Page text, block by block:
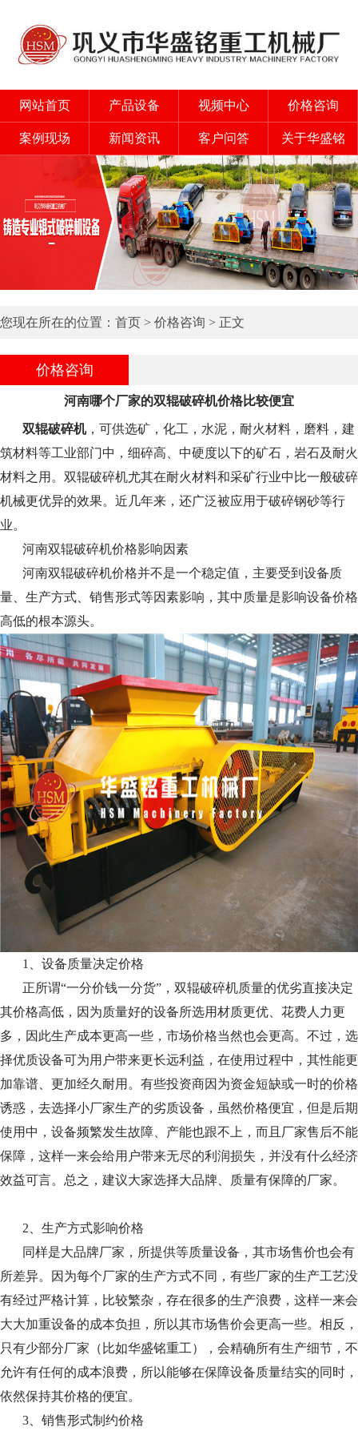
网站首页 产品设备 视频中心 价格咨询
案例现场 新闻资讯 客户问答 关于华盛铭
您现在所在的位置： 首页 > 价格咨询 > 正文
价格咨询
河南哪个厂家的双辊破碎机价格比较便宜
双辊破碎机，可供选矿，化工，水泥，耐火材料，磨料，建
筑材料等工业部门中，细碎高、中硬度以下的矿石，岩石及耐火
材料之用。双辊破碎机尤其在耐火材料和采矿行业中比一般破碎
机械更优异的效果。近几年来，还广泛被应用于破碎钢砂等行
业。
河南双辊破碎机价格影响因素
河南双辊破碎机价格并不是一个稳定值，主要受到设备质
量、生产方式、销售形式等因素影响，其中质量是影响设备价格
高低的根本源头。
1、设备质量决定价格
正所谓“一分价钱一分货”，双辊破碎机质量的优劣直接决定
其价格高低，因为质量好的设备所选用材质更优、花费人力更
多，因此生产成本更高一些，市场价格当然也会更高。不过，选
择优质设备可为用户带来更长远利益，在使用过程中，其性能更
加靠谱、更加经久耐用。有些投资商因为资金短缺或一时的价格
诱惑，去选择小厂家生产的劣质设备，虽然价格便宜，但是后期
使用中，设备频繁发生故障、产能也跟不上，而且厂家售后不能
保障，这样一来会给用户带来无尽的利润损失，并没有什么经济
效益可言。总之，建议大家选择大品牌、质量有保障的厂家。
2、生产方式影响价格
同样是大品牌厂家，所提供等质量设备，其市场售价也会有
所差异。因为每个厂家的生产方式不同，有些厂家的生产工艺没
有经过严格计算，比较繁杂，存在很多的生产浪费，这样一来会
大大加重设备的成本负担，所以其市场售价会更高一些。相反，
只有少部分厂家（比如华盛铭重工），会精确所有生产细节，不
允许有任何的成本浪费，所以能够在保障设备质量结实的同时，
依然保持其价格的便宜。
3、销售形式制约价格